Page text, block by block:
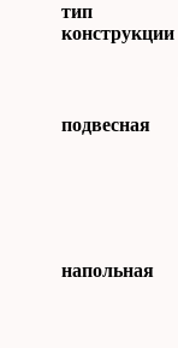
тип
конструкции
подвесная
напольная